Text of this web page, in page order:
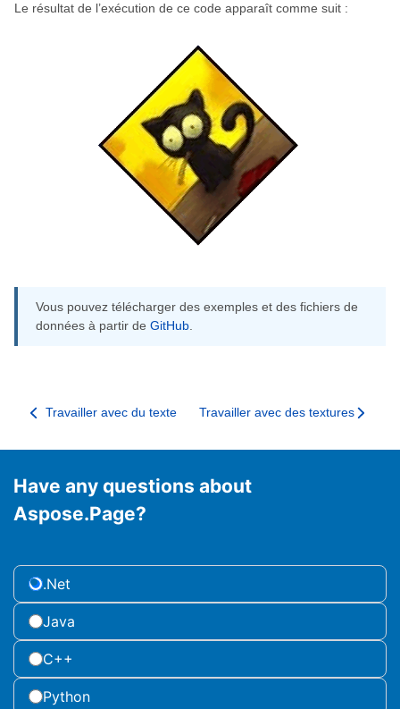
Le résultat de l’exécution de ce code apparaît comme suit :
Vous pouvez télécharger des exemples et des fichiers de
données à partir de GitHub.
Travailler avec du texte Travailler avec des textures
Have any questions about
Aspose.Page?
.Net
Java
C++
Python